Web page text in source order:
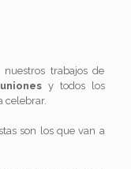
trabajos de
y todos los
celebrar.
son los que van a